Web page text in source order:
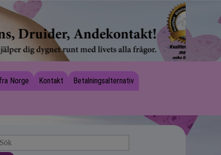
Norge Kontakt Betalningsalternativ